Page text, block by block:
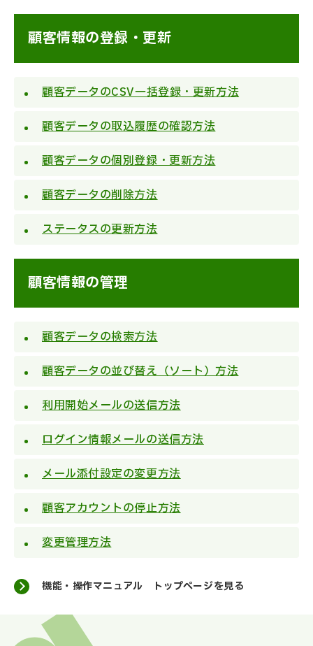
顧客情報の登録・更新
顧客データのCSV一括登録・更新方法
顧客データの取込履歴の確認方法
顧客データの個別登録・更新方法
顧客データの削除方法
ステータスの更新方法
顧客情報の管理
顧客データの検索方法
顧客データの並び替え（ソート）方法
利用開始メールの送信方法
ログイン情報メールの送信方法
メール添付設定の変更方法
顧客アカウントの停止方法
変更管理方法
機能・操作マニュアル トップページを見る